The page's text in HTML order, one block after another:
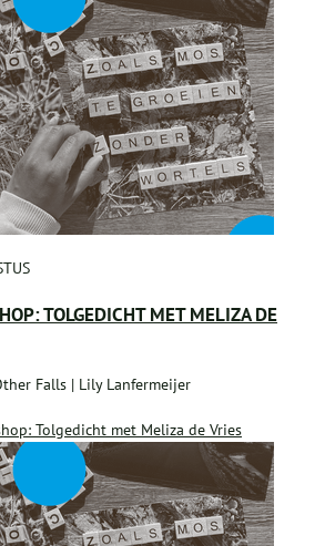
TOLGEDICHT MET MELIZA DE
Falls | Lily Lanfermeijer
Tolgedicht met Meliza de Vries